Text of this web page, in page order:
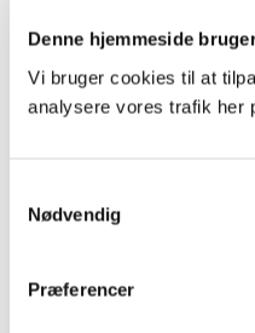
Denne hjemmeside
Vi bruger cookies til at
analysere vores trafik her
Nødvendig
Præferencer
Produktbeskrivelse